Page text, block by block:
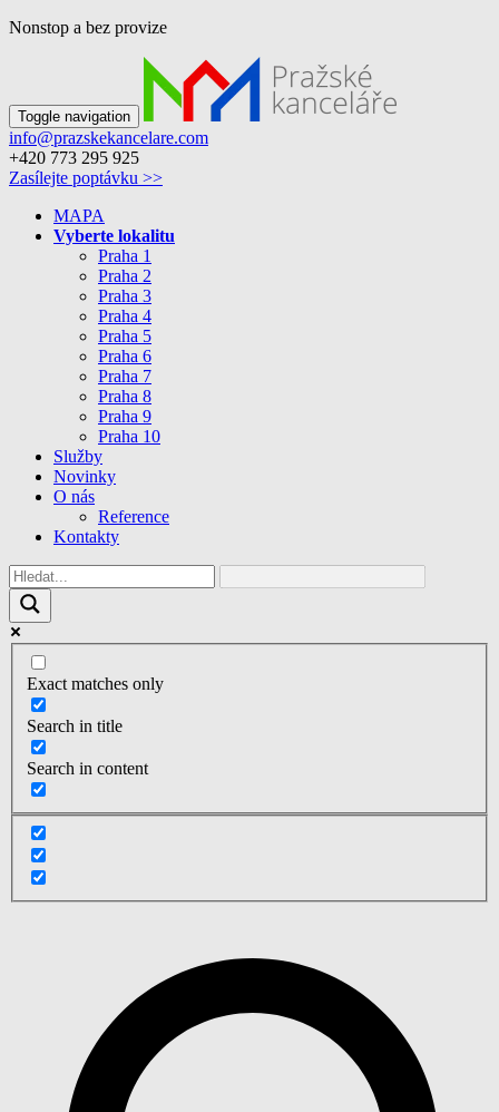
Nonstop a bez provize
Toggle navigation
info@prazskekancelare.com
+420 773 295 925
Zasílejte poptávku >>
MAPA
Vyberte lokalitu
Praha 1
Praha 2
Praha 3
Praha 4
Praha 5
Praha 6
Praha 7
Praha 8
Praha 9
Praha 10
Služby
Novinky
O nás
Reference
Kontakty
Exact matches only
Search in title
Search in content